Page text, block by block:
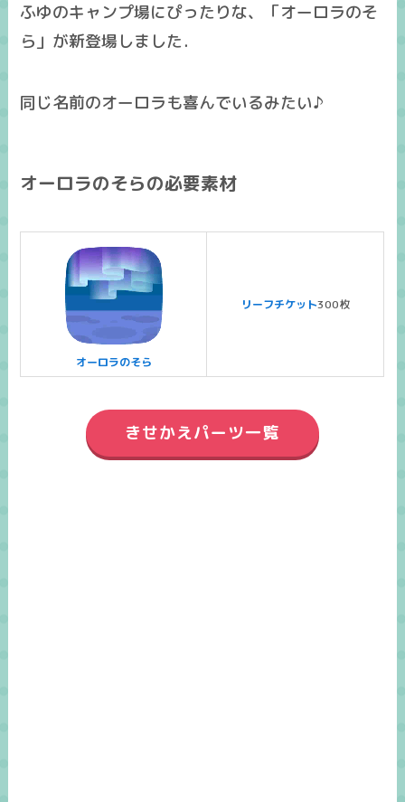
ふゆのキャンプ場にぴったりな、「オーロラのそ
ら」が新登場しました．
同じ名前のオーロラも喜んでいるみたい♪
オーロラのそらの必要素材
オーロラのそら
リーフチケット300枚
きせかえパーツ一覧